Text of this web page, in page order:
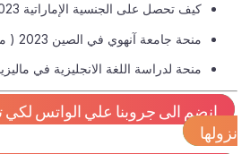
كيف تحصل على الجنسية الإماراتية 2023 وما هي أهم مزاياها ؟
منحة جامعة آنهوي في الصين 2023 ( ممولة بالكامل )
منحة لدراسة اللغة الانجليزية في ماليزيا
انضم الى جروبنا علي الواتس لكي